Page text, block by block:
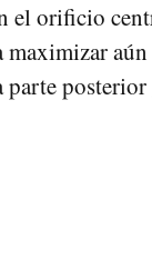
orificio
maximizar